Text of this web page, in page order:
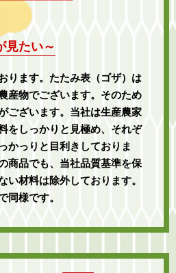
見たい～
ります。たたみ表（ゴザ）は
産物でございます。そのため
ございます。当社は生産農家
をしっかりと見極め、それぞ
かっりと目利きしておりま
商品でも、当社品質基準を保
い材料は除外しております。
同様です。